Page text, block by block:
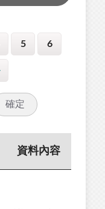
5 6
確定
資料內容